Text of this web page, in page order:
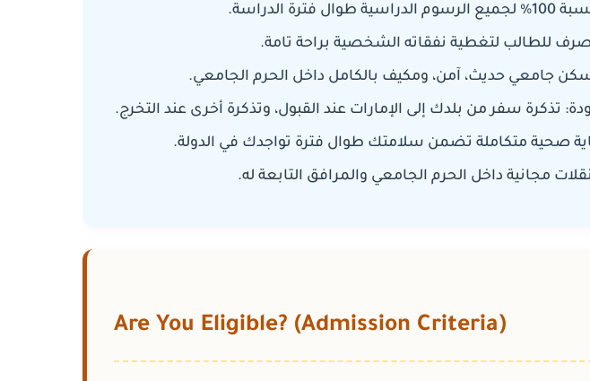
طوال فترة الدراسة.
للطالب لتغطية نفقاته الشخصية براحة تامة.
سكن جامعي حديث، آمن، ومكيف بالكامل داخل الحرم الجامعي.
تذكرة سفر من بلدك إلى الإمارات عند القبول، وتذكرة أخرى عند التخرج.
صحية متكاملة تضمن سلامتك طوال فترة تواجدك في الدولة.
مجانية داخل الحرم الجامعي والمرافق التابعة له.
Are You Eligible? (Admission Criteria)